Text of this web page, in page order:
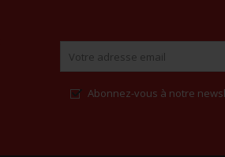
Abonnez-vous à notre